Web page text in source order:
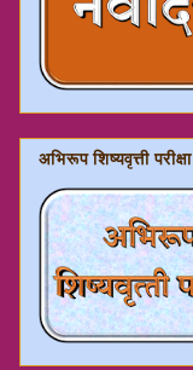
अभिरूप शिष्यवृत्ती परीक्षा